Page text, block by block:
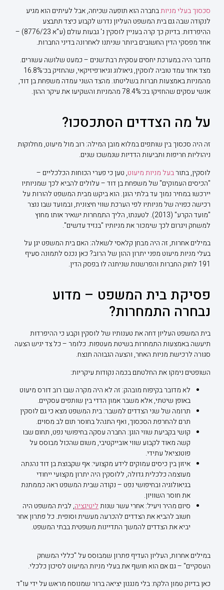
סכסוך בעלי מניותבחברה הוא תופעה שכיחה, אבל לעיתים הוא מגיע
לנקודה שבה גם בית המשפט העליון נדרש לקבוע כיצד תתבצע
ההיפרדות. בדיוק כך קרה בעניין לוסקין נ' גבעות עולם (ע"א 8776/23) –
אחד מפסקי הדין החשובים ביותר שניתנו לאחרונה בדיני החברות.
מדובר היה במערכת יחסים עסקית רבת־שנים – כמעט שלושה עשורים.
מצד אחד עמד טוביה לוסקין, גיאולוג וגיאו־פיזיקאי, שהחזיק בכ־16.8%
מהמניות באמצעות חברות בשליטתו. מהצד השני עמדה משפחת בן דוד,
אנשי עסקים שהחזיקו בכ־78.4% מהמניות והשקיעו את עיקר ההון.
על מה הצדדים הסתכסכו?
זה היה סכסוך בין שותפים במלוא מובן המילה: רוב מול מיעוט, מחלוקות
ניהוליות חריפות ותביעות הדדיות שנמשכו שנים.
לוסקין, בתורבעל מניות מיעוט, טען כי פערי הכוחות הכלכליים –
"הכיסים העמוקים" של משפחת בן דוד – עלולים להביא לכך שמניותיו
יירכשו במחיר נמוך עד בלתי הוגן. הוא ביקש מבית המשפט להורות על
רכישה כפויה של מניותיו לפי הערכת שווי חיצונית, ובמועד שבו נוצר
"מועד הקרע" (2013). לטענתו, הליך התמחרות ישאיר אותו מחוץ
למשחק ויגרום לכך שימכור את מניותיו "בנזיד עדשים".
במילים אחרות, זה היה מבחן קלאסי לשאלה: האם בית המשפט יגן על
בעלי מניות מיעוט מפני יתרון ההון של הרוב? כאן נכנס לתמונה סעיף
191 לחוק החברות והפרשנות שניתנה לו בפסק הדין.
פסיקת בית המשפט – מדוע
נבחרה התמחרות?
בית המשפט העליון דחה את טענותיו של לוסקין וקבע כי ההיפרדות
תיעשה באמצעות התמחרות בשיטת מעטפות. כלומר – כל צד יגיש הצעה
סגורה לרכישת מניות האחר, והצעה הגבוהה תנצח.
השופטים נימקו את החלטתם בכמה נקודות עיקריות:
לא מדובר בקיפוח מובהק: זה לא היה מקרה שבו רוב דורס מיעוט
באופן שיטתי, אלא משבר אמון הדדי בין שותפים עסקיים.
תרומה של שני הצדדים למשבר: בית המשפט מצא כי גם לוסקין
תרם להחרפת הסכסוך, ואף התנהל בחוסר תום לב מסוים.
קושי בקביעת שווי הוגן: החברה עסקה בחיפושי נפט, תחום שבו
קשה מאוד לקבוע שווי אובייקטיבי, משום שהכול מבוסס על
פוטנציאל עתידי.
איזון בין כיסים עמוקים לידע מקצועי: אף שקבוצת בן דוד נהנתה
מעוצמה כלכלית גדולה, ללוסקין היה יתרון מקצועי ייחודי
בגיאולוגיה ובחיפושי נפט – נקודה שבית המשפט ראה כממתנת
את חוסר השוויון.
סיום מהיר ויעיל: אחרי עשר שנותליטיגציה, לבית המשפט היה
חשוב להביא את הצדדים להכרעה מעשית וסופית. כל פתרון אחר
יביא את הצדדים להמשך התדיינות משפטית בבתי המשפט.
במילים אחרות, העליון העדיף פתרון שמבוסס על "כללי המשחק
העסקיים" – גם אם הוא חושף את בעלי מניות המיעוט לסיכון כלכלי.
כאן בדיוק טמון הלקח: בלי מנגנון יציאה ברור שמנוסח מראש על ידי עו"ד